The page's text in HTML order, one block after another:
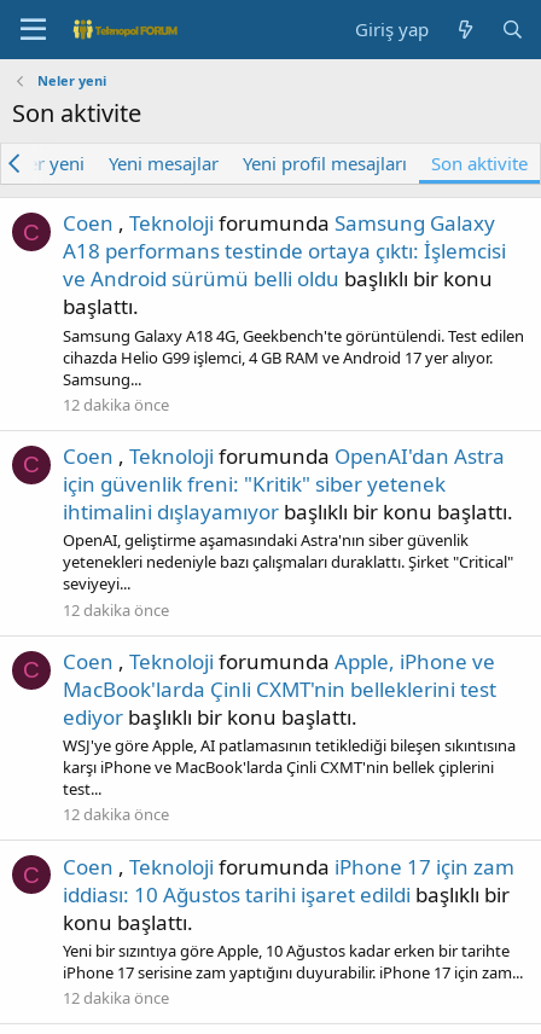
Giriş yap
Neler yeni
Son aktivite
Neler yeni Yeni mesajlar Yeni profil mesajları Son aktivite
C Coen , Teknoloji forumunda Samsung Galaxy
A18 performans testinde ortaya çıktı: İşlemcisi
ve Android sürümü belli oldu başlıklı bir konu
başlattı.
Samsung Galaxy A18 4G, Geekbench'te görüntülendi. Test edilen
cihazda Helio G99 işlemci, 4 GB RAM ve Android 17 yer alıyor.
Samsung...
12 dakika önce
C Coen , Teknoloji forumunda OpenAI'dan Astra
için güvenlik freni: "Kritik" siber yetenek
ihtimalini dışlayamıyor başlıklı bir konu başlattı.
OpenAI, geliştirme aşamasındaki Astra'nın siber güvenlik
yetenekleri nedeniyle bazı çalışmaları duraklattı. Şirket "Critical"
seviyeyi...
12 dakika önce
C Coen , Teknoloji forumunda Apple, iPhone ve
MacBook'larda Çinli CXMT'nin belleklerini test
ediyor başlıklı bir konu başlattı.
WSJ'ye göre Apple, AI patlamasının tetiklediği bileşen sıkıntısına
karşı iPhone ve MacBook'larda Çinli CXMT'nin bellek çiplerini
test...
12 dakika önce
C Coen , Teknoloji forumunda iPhone 17 için zam
iddiası: 10 Ağustos tarihi işaret edildi başlıklı bir
konu başlattı.
Yeni bir sızıntıya göre Apple, 10 Ağustos kadar erken bir tarihte
iPhone 17 serisine zam yaptığını duyurabilir. iPhone 17 için zam...
12 dakika önce